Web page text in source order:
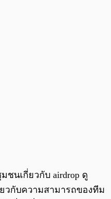
ชนเกี่ยวกับ airdrop ดู
วกับความสามารถของทีม